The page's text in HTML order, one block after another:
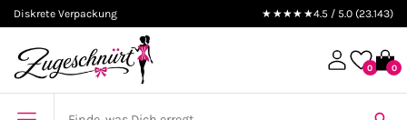
Diskrete Verpackung ★★★★★4.5 / 5.0 (23.143)
0 0